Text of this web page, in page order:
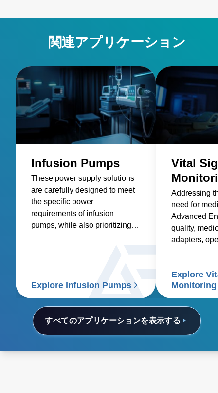
関連アプリケーション
すべてのアプリケーションを表示する
Infusion Pumps
These power supply solutions
are carefully designed to meet
the specific power
requirements of infusion
pumps, while also prioritizing
Explore Infusion Pumps
Vital
Addressing
need for
Advanced
quality,
adapters,
signs patient
Explore
Monitoring